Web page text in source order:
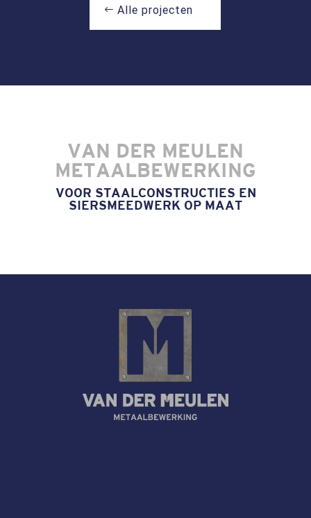
Alle projecten
VAN DER MEULEN
METAALBEWERKING
VOOR STAALCONSTRUCTIES EN
SIERSMEEDWERK OP MAAT